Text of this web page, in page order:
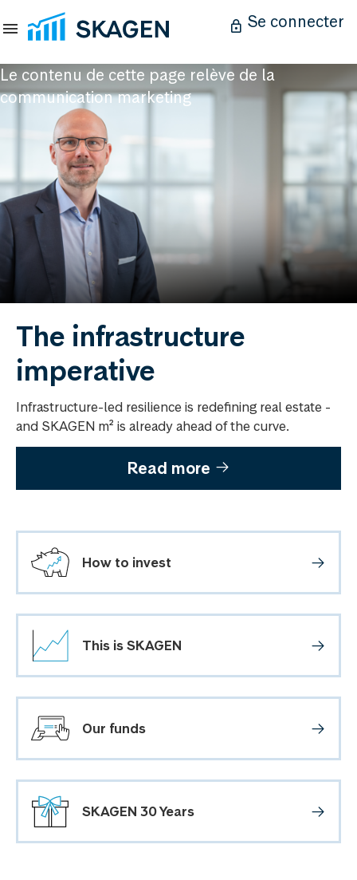
Se connecter
Le contenu de cette page relève de la
communication marketing
The infrastructure
imperative
Infrastructure-led resilience is redefining real estate -
and SKAGEN m² is already ahead of the curve.
Read more
How to invest
This is SKAGEN
Our funds
SKAGEN 30 Years